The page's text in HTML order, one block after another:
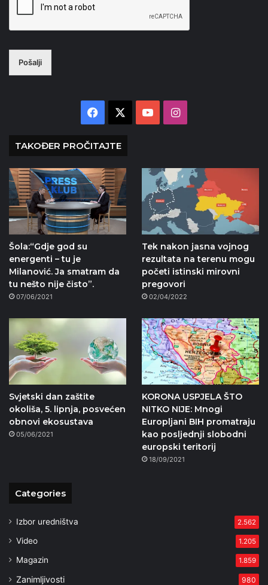
Pošalji
Facebook YouTubeInstagram
TAKOĐER PROČITAJTE
Šola:“Gdje god su
energenti – tu je
Milanović. Ja smatram da
tu nešto nije čisto”.
07/06/2021
Tek nakon jasna vojnog
rezultata na terenu mogu
početi istinski mirovni
pregovori
02/04/2022
Svjetski dan zaštite
okoliša, 5. lipnja, posvećen
obnovi ekosustava
05/06/2021
KORONA USPJELA ŠTO
NITKO NIJE: Mnogi
Europljani BIH promatraju
kao posljednji slobodni
europski teritorij
18/09/2021
Categories
Izbor uredništva 2.562
Video 1.205
Magazin 1.859
Zanimljivosti 980